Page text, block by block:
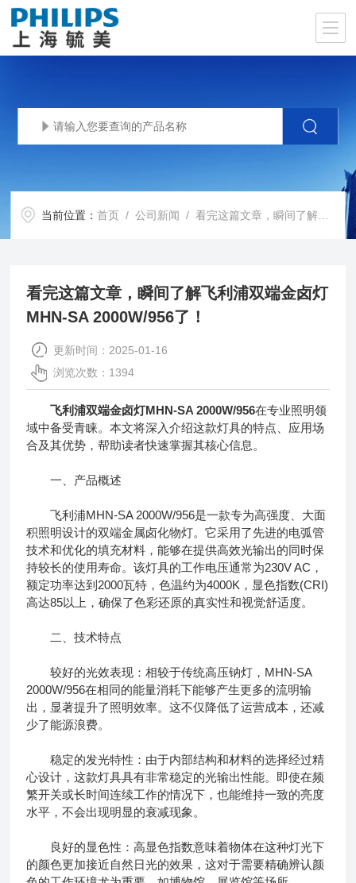
当前位置：首页 /公司新闻 / 看完这篇文章，瞬间了解飞利浦双端金卤灯MHN-SA 2000W/956了！
看完这篇文章，瞬间了解飞利浦双端金卤灯
MHN-SA 2000W/956了！
更新时间：2025-01-16
浏览次数：1394
飞利浦双端金卤灯MHN-SA 2000W/956在专业照明领
域中备受青睐。本文将深入介绍这款灯具的特点、应用场
合及其优势，帮助读者快速掌握其核心信息。
一、产品概述
飞利浦MHN-SA 2000W/956是一款专为高强度、大面
积照明设计的双端金属卤化物灯。它采用了先进的电弧管
技术和优化的填充材料，能够在提供高效光输出的同时保
持较长的使用寿命。该灯具的工作电压通常为230V AC，
额定功率达到2000瓦特，色温约为4000K，显色指数(CRI)
高达85以上，确保了色彩还原的真实性和视觉舒适度。
二、技术特点
较好的光效表现：相较于传统高压钠灯，MHN-SA
2000W/956在相同的能量消耗下能够产生更多的流明输
出，显著提升了照明效率。这不仅降低了运营成本，还减
少了能源浪费。
稳定的发光特性：由于内部结构和材料的选择经过精
心设计，这款灯具具有非常稳定的光输出性能。即使在频
繁开关或长时间连续工作的情况下，也能维持一致的亮度
水平，不会出现明显的衰减现象。
良好的显色性：高显色指数意味着物体在这种灯光下
的颜色更加接近自然日光的效果，这对于需要精确辨认颜